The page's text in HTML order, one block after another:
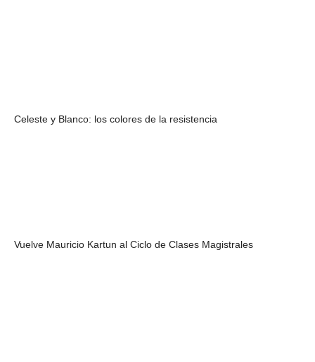
Celeste y Blanco: los colores de la resistencia
Vuelve Mauricio Kartun al Ciclo de Clases Magistrales